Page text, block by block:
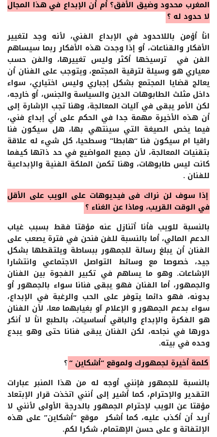
المغرب محدود وضيق الأفق؟ أم أن الإبداع في هذا المجال
لا حدود له ؟
انأ أؤمن باللاحدود في الإبداع الفني، لأنه وجد لتغيير
الأفكار والقناعات، أو إذا وجدت هذه الأفكار ربما سيساهم
الفن في ترسيخها أكثر وليس تغييرها، والفن حسب
معياري هو وسيلة لترقية المجتمع، ويتوجب على الفنان أن
يعالج قضايا المجتمع بشكل إجباري وليس اختياري، سواء
داخل مثلث الطابوهات الدين والسياسة والجنس، أو خارجه،
لكن الأمر يبقى في آليات المعالجة، وهنا تجب الإشارة إلى
أن هذه الأخيرة مهمة جدا في الحكم على أي إبداع فني،
فيما يخص الصيغة التي سينتهي بها، هل سيكون فنا
راقيا ام سيكون فنا “هابطا” وسطحيا، كل شيء له علاقة
بتقنيات المعالجة، لأن جميع المواضيع في حد ذاتها كيفما
كانت ليس طابوهات، وهنا تكمن الملكة الفنية والإبداعية
للفنان .
إذا سوف لن نراك في فيديوهات على الويب على الأقل
في الوقت القريب، وماذا عن الغناء ؟
بالنسبة للويب فأنا أتنازل عنه مؤقتا فقط بسبب غياب
الدعم المالي، أما بالنسبة للفن فنحن في فترة يصعب على
الفنان أن يبلغ رسالة للجمهور ببساطة ويلتقطها بشكل
جيد، خصوصا مع وسائط التواصل الاجتماعي وانتشارا
الإشاعات. وهو ما يساهم في تكبير الفجوة بين الفنان
والجمهور، أما الفنان فهو يبقى فنانا سواء بالجمهور أو
بدونه، فهو دائما يتوفر على الحب والرغبة في الإبداع،
سواء بدعم الجمهور و الإعلام آو بغيابهما معا، لأن الفنان
هو الفكرة والإبداع والباقي أساسيات، بالطبع انأ لا أنكر
دورها في نجاحه، لكن الفنان يبقى فنانا حتى وهو يبدع
وحده في بيته.
كلمة أخيرة لجمهورك ولموقع “أشكاين “؟
بالنسبة للجمهور فإنني أوجه له من هذا المنبر عبارات
التقدير والإحترام، كما أشير إلى أنني اتخذت قرار الإبتعاد
مؤقتا عن الويب لإحترام الجمهور بالدرجة الأولى لأنني لا
أريد أن أكذب عليه، كما أشكر موقع “أشكاين” على هذه
الإلتفاتة و على حسن الإهتمام، شكرا لكم.